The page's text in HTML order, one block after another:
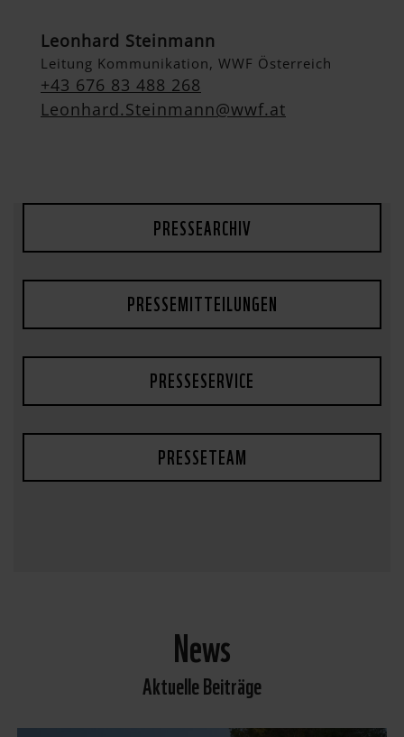
Leonhard Steinmann
Leitung Kommunikation, WWF Österreich
+43 676 83 488 268
Leonhard.Steinmann@wwf.at
PRESSEARCHIV
PRESSEMITTEILUNGEN
PRESSESERVICE
PRESSETEAM
News
Aktuelle Beiträge